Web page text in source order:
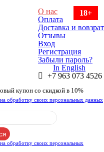
О нас
Оплата
Доставка и вовзрат
Отзывы
Вход
Регистрация
Забыли пароль?
In English
+7 963 073 4526
купон со скидкой в 10%
на обработку своих персональных данных
на обработку своих персональных
18+